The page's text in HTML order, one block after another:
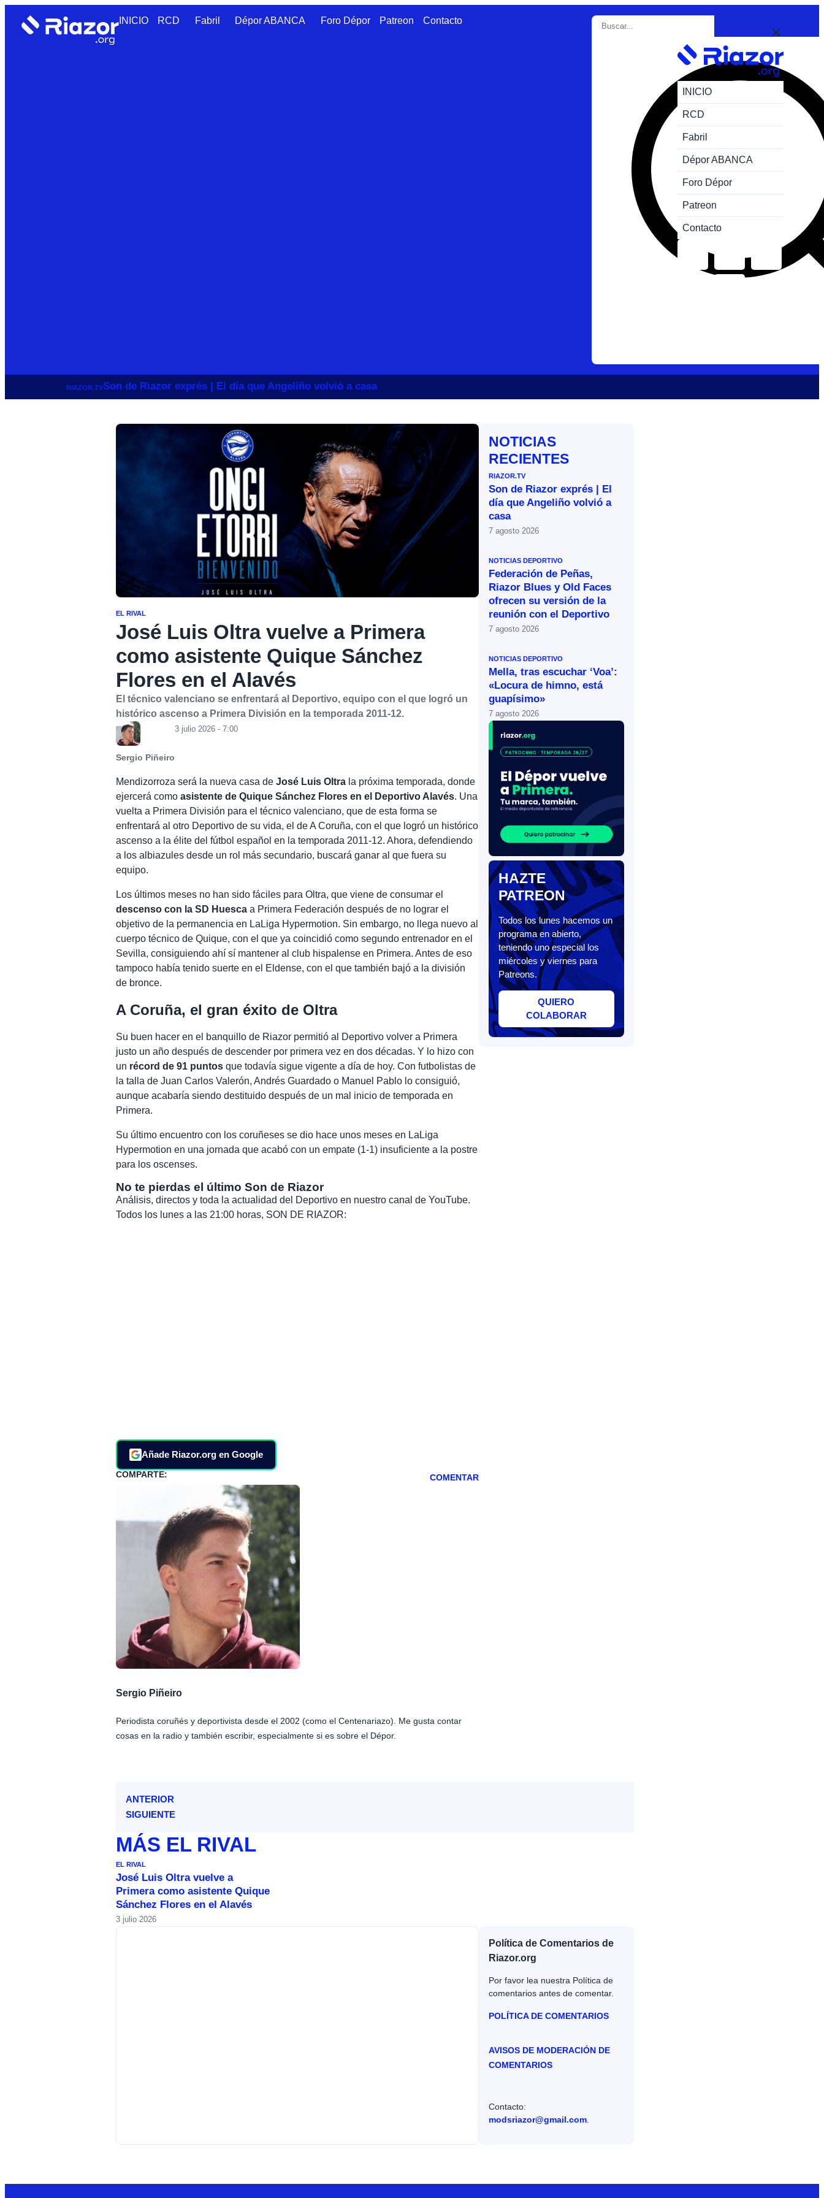
INICIO RCD Fabril Dépor ABANCA Foro Dépor Patreon Contacto
INICIO
RCD
Fabril
Dépor ABANCA
Foro Dépor
Patreon
Contacto
RIAZOR.TVSon de Riazor exprés | El día que Angeliño volvió a casa
EL RIVAL
José Luis Oltra vuelve a Primera
como asistente Quique Sánchez
Flores en el Alavés
El técnico valenciano se enfrentará al Deportivo, equipo con el que logró un
histórico ascenso a Primera División en la temporada 2011-12.
Sergio Piñeiro
3 julio 2026 - 7:00
Mendizorroza será la nueva casa deJosé Luis Oltra la próxima temporada, donde
ejercerá comoasistente de Quique Sánchez Flores en el Deportivo Alavés. Una
vuelta a Primera División para el técnico valenciano, que de esta forma se
enfrentará al otro Deportivo de su vida, el de A Coruña, con el que logró un histórico
ascenso a la élite del fútbol español en la temporada 2011-12. Ahora, defendiendo
a los albiazules desde un rol más secundario, buscará ganar al que fuera su
equipo.
Los últimos meses no han sido fáciles para Oltra, que viene de consumar el
descenso con la SD Huesca a Primera Federación después de no lograr el
objetivo de la permanencia en LaLiga Hypermotion. Sin embargo, no llega nuevo al
cuerpo técnico de Quique, con el que ya coincidió como segundo entrenador en el
Sevilla, consiguiendo ahí sí mantener al club hispalense en Primera. Antes de eso
tampoco había tenido suerte en el Eldense, con el que también bajó a la división
de bronce.
A Coruña, el gran éxito de Oltra
Su buen hacer en el banquillo de Riazor permitió al Deportivo volver a Primera
justo un año después de descender por primera vez en dos décadas. Y lo hizo con
un récord de 91 puntos que todavía sigue vigente a día de hoy. Con futbolistas de
la talla de Juan Carlos Valerón, Andrés Guardado o Manuel Pablo lo consiguió,
aunque acabaría siendo destituido después de un mal inicio de temporada en
Primera.
Su último encuentro con los coruñeses se dio hace unos meses en LaLiga
Hypermotion en una jornada que acabó con un empate (1-1) insuficiente a la postre
para los oscenses.
No te pierdas el último Son de Riazor
Análisis, directos y toda la actualidad del Deportivo en nuestro canal de YouTube.
Todos los lunes a las 21:00 horas, SON DE RIAZOR:
Añade Riazor.org en Google
COMPARTE: COMENTAR
Sergio Piñeiro
Periodista coruñés y deportivista desde el 2002 (como el Centenariazo). Me gusta contar
cosas en la radio y también escribir, especialmente si es sobre el Dépor.
NOTICIAS
RECIENTES
RIAZOR.TV
Son de Riazor exprés | El
día que Angeliño volvió a
casa
7 agosto 2026
NOTICIAS DEPORTIVO
Federación de Peñas,
Riazor Blues y Old Faces
ofrecen su versión de la
reunión con el Deportivo
7 agosto 2026
NOTICIAS DEPORTIVO
Mella, tras escuchar ‘Voa’:
«Locura de himno, está
guapísimo»
7 agosto 2026
HAZTE
PATREON
Todos los lunes hacemos un
programa en abierto,
teniendo uno especial los
miércoles y viernes para
Patreons.
QUIERO
COLABORAR
ANTERIOR
SIGUIENTE
MÁS EL RIVAL
EL RIVAL
José Luis Oltra vuelve a
Primera como asistente Quique
Sánchez Flores en el Alavés
3 julio 2026
Política de Comentarios de
Riazor.org
Por favor lea nuestra Política de
comentarios antes de comentar.
POLÍTICA DE COMENTARIOS
AVISOS DE MODERACIÓN DE
COMENTARIOS
Contacto:
modsriazor@gmail.com.